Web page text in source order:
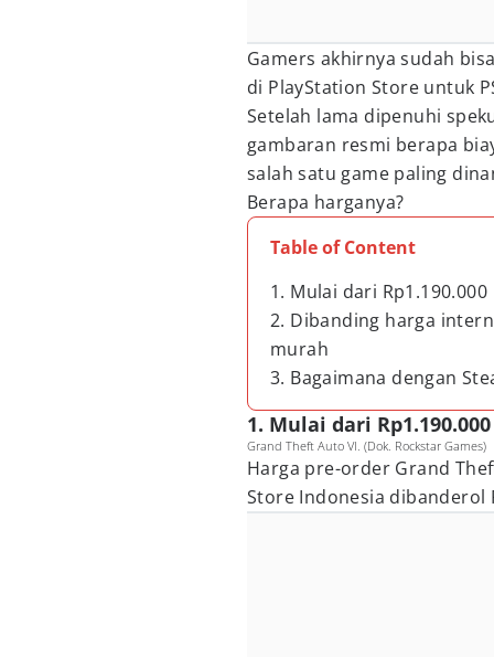
Gamers akhirnya sudah
di PlayStation Store untuk
Setelah lama dipenuhi
gambaran resmi berapa
salah satu game paling
Berapa harganya?
Table of Content
1. Mulai dari Rp1.190.000
2. Dibanding harga
murah
3. Bagaimana dengan
1. Mulai dari Rp1.190.000
Grand Theft Auto VI. (Dok. Rockstar Games)
Harga pre-order Grand
Store Indonesia dibanderol